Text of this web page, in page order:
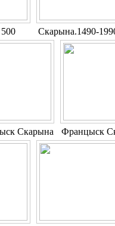
Скарына.1490-
Скарына Францыск